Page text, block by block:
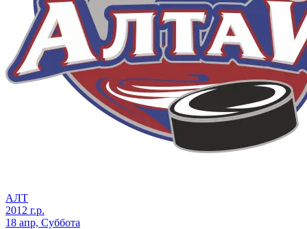
АЛТ
2012 г.р.
18 апр, Суббота